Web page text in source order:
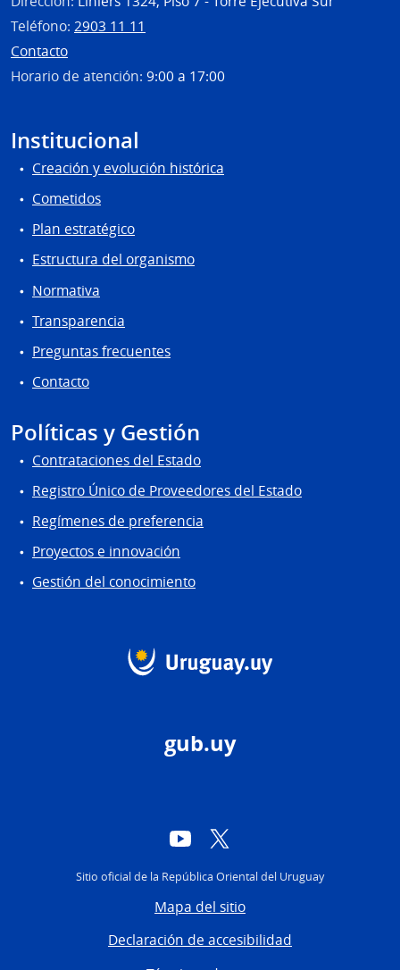
Teléfono: 2903 11 11
Contacto
Horario de atención: 9:00 a 17:00
Institucional
Creación y evolución histórica
Cometidos
Plan estratégico
Estructura del organismo
Normativa
Transparencia
Preguntas frecuentes
Contacto
Políticas y Gestión
Contrataciones del Estado
Registro Único de Proveedores del Estado
Regímenes de preferencia
Proyectos e innovación
Gestión del conocimiento
gub.uy
YouTube
Sitio oficial de la República Oriental del Uruguay
Mapa del sitio
Declaración de accesibilidad